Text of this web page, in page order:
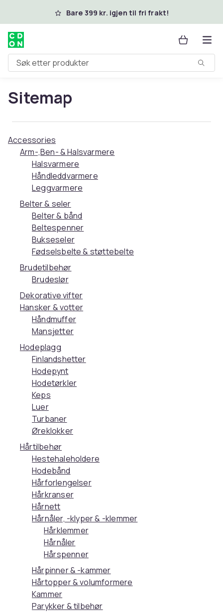
Hopp til hovedinnholdBare 399 kr. igjen til fri frakt!
Søk etter produkter
Sitemap
Accessories
Arm-,Ben- & Halsvarmere
Halsvarmere
Håndleddvarmere
Leggvarmere
Belter & seler
Belter & bånd
Beltespenner
Bukseseler
Fødselsbelte & støttebelte
Brudetilbehør
Brudeslør
Dekorative vifter
Hansker & votter
Håndmuffer
Mansjetter
Hodeplagg
Finlandshetter
Hodepynt
Hodetørkler
Keps
Luer
Turbaner
Øreklokker
Hårtilbehør
Hestehaleholdere
Hodebånd
Hårforlengelser
Hårkranser
Hårnett
Hårnåler, -klyper & -klemmer
Hårklemmer
Hårnåler
Hårspenner
Hårpinner & -kammer
Hårtopper & volumformere
Kammer
Parykker & tilbehør